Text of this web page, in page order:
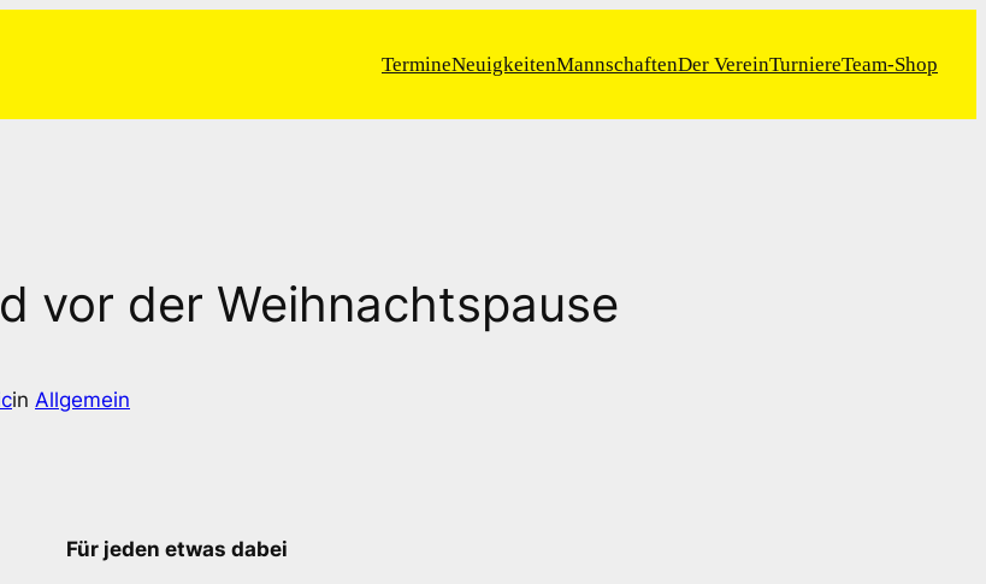
TermineNeuigkeitenMannschaftenDer VereinTurniereTeam-Shop
vor der Weihnachtspause
in Allgemein
Für jeden etwas dabei